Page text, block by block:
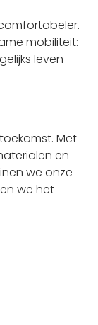
mobiliteit:
leven
Met
en
we onze
we het